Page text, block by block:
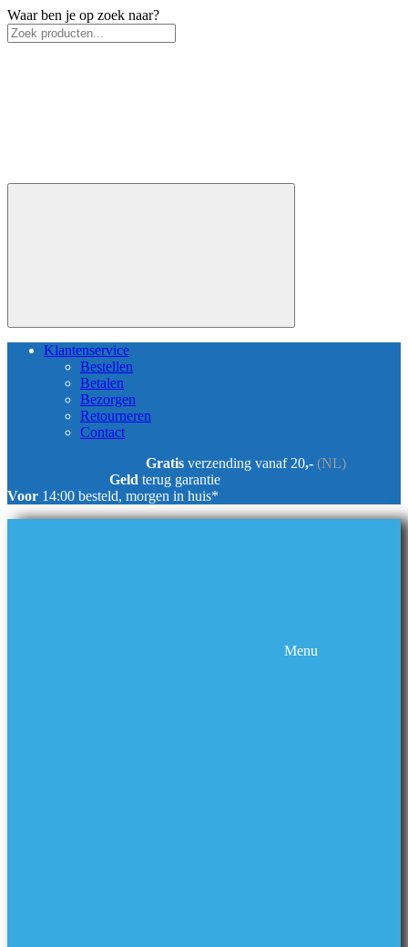
Waar ben je op zoek naar?
Klantenservice
Bestellen
Betalen
Bezorgen
Retourneren
Contact
Gratis verzending vanaf 20,- (NL)
Geld terug garantie
Voor 14:00 besteld, morgen in huis*
Menu